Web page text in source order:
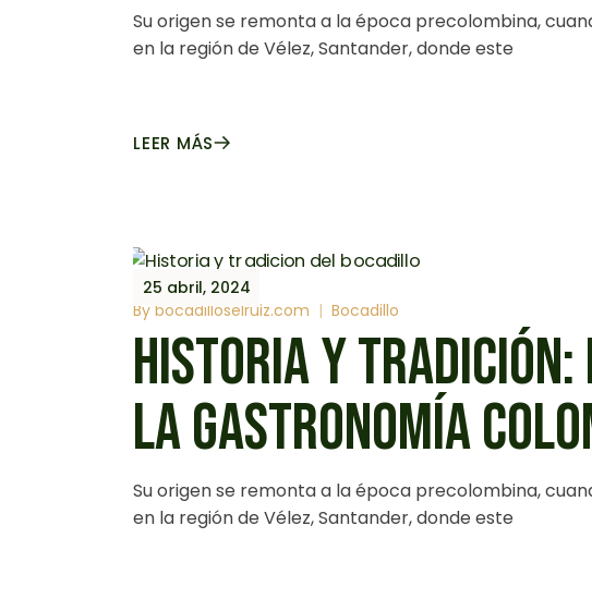
Su origen se remonta a la época precolombina,
en la región de Vélez, Santander, donde este
LEER MÁS
25 abril, 2024
By bocadilloselruiz.com Bocadillo
HISTORIA Y
LA GASTRONOMÍA
Su origen se remonta a la época precolombina,
en la región de Vélez, Santander, donde este